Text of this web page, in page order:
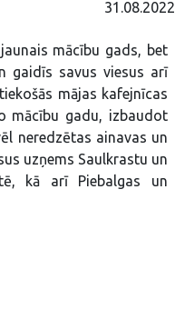
31.08.2022
mācību gads, bet
gaidīs savus viesus arī
mājas kafejnīcas
mācību gadu, izbaudot
neredzētas ainavas un
uzņems Saulkrastu un
kā arī Piebalgas un